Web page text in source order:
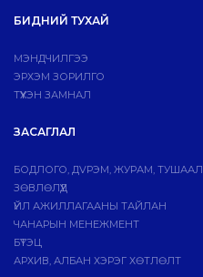
БИДНИЙ ТУХАЙ
МЭНДЧИЛГЭЭ
ЭРХЭМ ЗОРИЛГО
ТҮҮХЭН ЗАМНАЛ
ЗАСАГЛАЛ
БОДЛОГО, ДVРЭМ, ЖУРАМ, ТУШААЛ
ЗӨВЛӨЛҮҮД
ҮЙЛ АЖИЛЛАГААНЫ ТАЙЛАН
ЧАНАРЫН МЕНЕЖМЕНТ
БҮТЭЦ
АРХИВ, АЛБАН ХЭРЭГ ХӨТЛӨЛТ